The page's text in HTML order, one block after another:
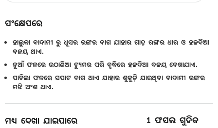
ସଂକ୍ଷେପରେ
ହାଲୁକା ବାଦାମୀ ରୁ ଧୂସର ରଙ୍ଗର ଦାଗ ଯାହାର ଗାଢ଼ ରଙ୍ଗର ଧାର ଓ ହଳଦିଆ
ବଳୟ ଥାଏ.
ନୁଆଁ ଫଳରେ ଉଠାଣିଆ ଟ୍ୟୁମର ପରି ବୃଦ୍ଧିରେ ହଳଦିଆ ବଳୟ ଦେଖାଯାଏ.
ପାଚିଲା ଫଳରେ ସପାଟ ଦାଗ ଥାଏ ଯାହାର ଶୁକୁଡ଼ି ଯାଇଥିବା ବାଦାମୀ ରଙ୍ଗର
ମଝି ଅଂଶ ଥାଏ.
ମଧ୍ୟ ଦେଖା ଯାଇପାରେ 1 ଫସଲ ଗୁଡିକ